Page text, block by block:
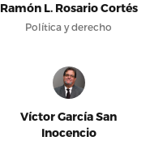
Ramón L. Rosario Cortés
Política y derecho
Víctor García San
Inocencio